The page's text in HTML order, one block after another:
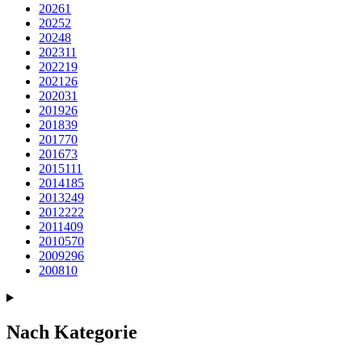
20261
20252
20248
202311
202219
2021 26
202031
201926
201839
201770
201673
2015111
2014185
2013249
2012222
2011409
2010570
2009296
200810
Nach Kategorie